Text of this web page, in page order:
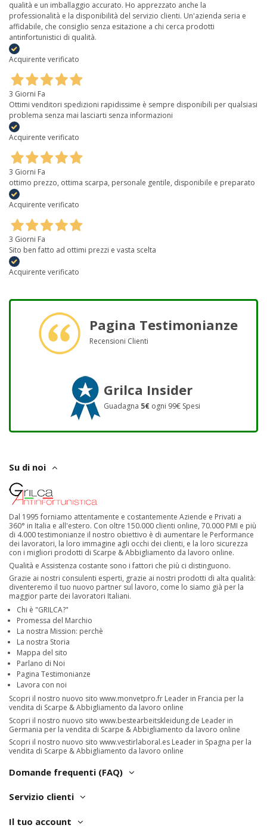
qualità e un imballaggio accurato. Ho apprezzato anche la
professionalità e la disponibilità del servizio clienti. Un'azienda seria e
affidabile, che consiglio senza esitazione a chi cerca prodotti
antinfortunistici di qualità.
Acquirente verificato
3 Giorni Fa
Ottimi venditori spedizioni rapidissime è sempre disponibili per qualsiasi
problema senza mai lasciarti senza informazioni
Acquirente verificato
3 Giorni Fa
ottimo prezzo, ottima scarpa, personale gentile, disponibile e preparato
Acquirente verificato
3 Giorni Fa
Sito ben fatto ad ottimi prezzi e vasta scelta
Acquirente verificato
Pagina Testimonianze
Recensioni Clienti
Grilca Insider
Guadagna 5€ ogni 99€ Spesi
Su di noi
Dal 1995 forniamo attentamente e costantemente Aziende e Privati a
360° in Italia e all'estero. Con oltre 150.000 clienti online, 70.000 PMI e più
di 4.000 testimonianze il nostro obiettivo è di aumentare le Performance
dei lavoratori, la loro immagine agli occhi dei clienti, e la loro sicurezza
con i migliori prodotti di Scarpe & Abbigliamento da lavoro online.
Qualità e Assistenza costante sono i fattori che più ci distinguono.
Grazie ai nostri consulenti esperti, grazie ai nostri prodotti di alta qualità:
diventeremo il tuo nuovo partner sul lavoro, come lo siamo già per la
maggior parte dei lavoratori Italiani.
Chi è "GRILCA?"
Promessa del Marchio
La nostra Mission: perchè
La nostra Storia
Mappa del sito
Parlano di Noi
Pagina Testimonianze
Lavora con noi
Scopri il nostro nuovo sito www.monvetpro.fr Leader in Francia per la
vendita di Scarpe & Abbigliamento da lavoro online
Scopri il nostro nuovo sito www.bestearbeitskleidung.de Leader in
Germania per la vendita di Scarpe & Abbigliamento da lavoro online
Scopri il nostro nuovo sito www.vestirlaboral.es Leader in Spagna per la
vendita di Scarpe & Abbigliamento da lavoro online
Domande frequenti (FAQ)
Servizio clienti
Il tuo account